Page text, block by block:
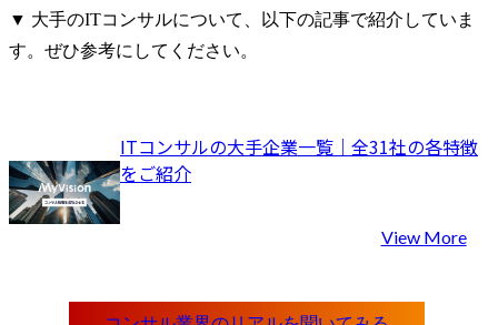
▼ 大手のITコンサルについて、以下の記事で紹介していま
す。ぜひ参考にしてください。
ITコンサルの大手企業一覧｜全31社の各特徴
をご紹介
View More